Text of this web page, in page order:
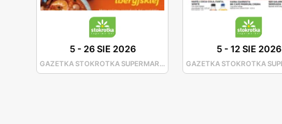
5- 26 SIE 2026
GAZETKA STOKROTKA SUPERMARKET
5-12 SIE 2026